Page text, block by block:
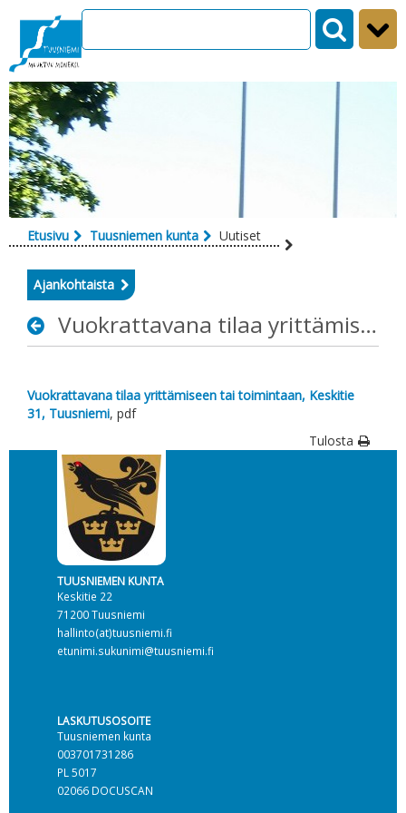
Siirry sisältöön
Etusivu Tuusniemen kunta Uutiset
Ajankohtaista
Vuokrattavana tilaa yrittämiseen tai toimintaan, Keskitie 31, Tuusniemi
Vuokrattavana tilaa yrittämiseen tai toimintaan, Keskitie
31, Tuusniemi, pdf
Tulosta
TUUSNIEMEN KUNTA
Keskitie 22
71200 Tuusniemi
hallinto(at)tuusniemi.fi
etunimi.sukunimi@tuusniemi.fi
LASKUTUSOSOITE
Tuusniemen kunta
003701731286
PL 5017
02066 DOCUSCAN